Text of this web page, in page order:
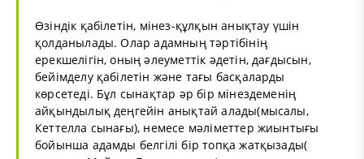
Өзіндік қабілетін, мінез-құлқын анықтау үшін
қолданылады. Олар адамның тәртібінің
ерекшелігін, оның әлеуметтік әдетін, дағдысын,
бейімделу қабілетін және тағы басқаларды
көрсетеді. Бұл сынақтар әр бір мінездеменің
айқындылық деңгейін анықтай алады(мысалы,
Кеттелла сынағы), немесе мәліметтер жиынтығы
бойынша адамды белгілі бір топқа жатқызады(